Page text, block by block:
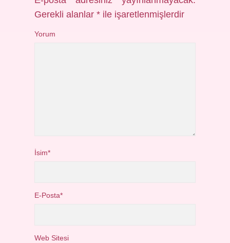
Gerekli alanlar* ile işaretlenmişlerdir
Yorum
İsim*
E-Posta*
Web Sitesi